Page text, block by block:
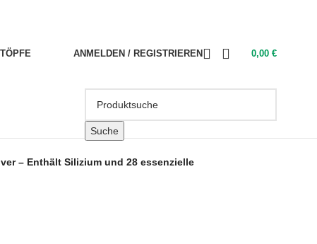
TÖPFE ANMELDEN / REGISTRIEREN 0,00 €
Suche
– Enthält Silizium und 28 essenzielle